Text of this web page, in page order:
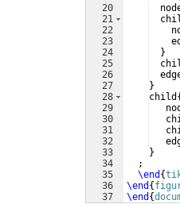
20
21
22
23
24
25
26
27
28
29
30
31
32
33
34
35
36
37
}
}
    child
{
}
  ;
\end {
\end {
\end {